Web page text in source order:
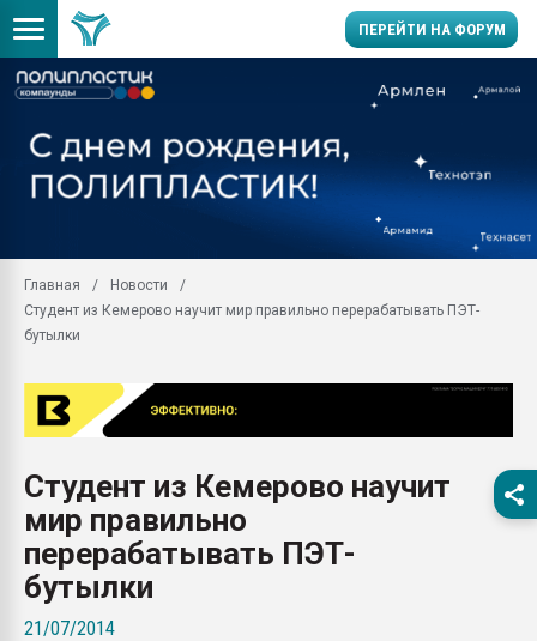
ПЕРЕЙТИ НА ФОРУМ
Вакуум-формовочные
28.07.2026
Всё, что касается
вакуумного
Продам отходы
Главная
Новости
Студент из Кемерово научит мир правильно перерабатывать ПЭТ-
бутылки
Студент из Кемерово научит
мир правильно
перерабатывать ПЭТ-
бутылки
21/07/2014